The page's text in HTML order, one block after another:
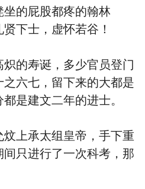
的屁股都疼的翰林
下士，虚怀若谷！
的寿诞，多少官员登门
六七，留下来的大都是
是建文二年的进士。
上承太组皇帝，手下重
只进行了一次科考，那